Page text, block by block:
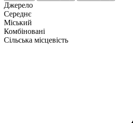
Джерело
Середнє
Міський
Комбіновані
Сільська місцевість